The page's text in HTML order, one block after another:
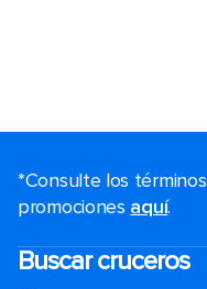
*Consulte los
promociones aquí.
Buscar cruceros